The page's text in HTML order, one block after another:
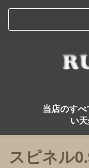
当店のす
い
スピネル